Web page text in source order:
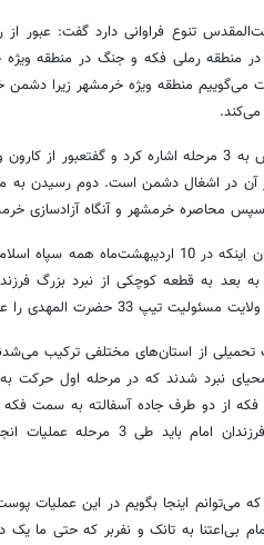
تنوع فراوانی دارد گفت: عبور
منطقه رملی فکه و جنگ در منطقه ویژه
منطقه ویژه خرمشهر زیرا دشمن
وی در مورد برنامه‌ریزی برای عملیات بیت‌المقدس به 3 مرحله اشاره
برسد که 100 کیلومتر از آن در اشغال دشمن است. دوم
محاصره خرمشهر و آنگاه آزادسازی
جانشین رئیس سازمان بسیج مستضعفین با بیان اینکه در
بعد به قطعه کوچکی از نبرد بزرگ
المهدی را عهده‌دار بودم.
ترکیب شد و محیای نبرد شدند که در مرحله
فکه از دو طرف جاده آسفالته به سمت
عرض 13 کیلومتری و عمق 20 کیلومتری را
17 زرهی دشمن بود که می‌توانم اینجا بگویم در این
بی‌اعتنا به تانک و نفربر که حتی ما یک